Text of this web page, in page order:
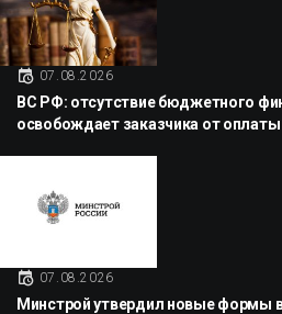
07.08.2026
ВС РФ: отсутствие бюджетного
освобождает заказчика от оплаты
07.08.2026
Минстрой утвердил новые формы